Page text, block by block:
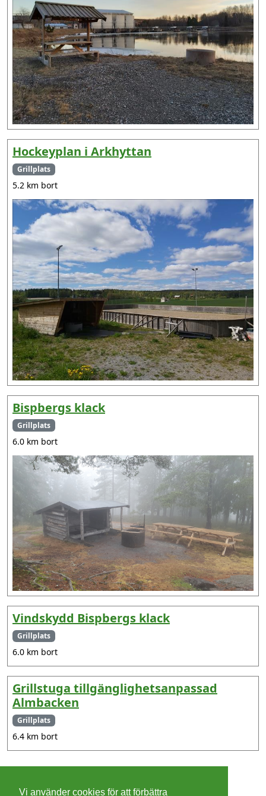
Hockeyplan i Arkhyttan
Grillplats
5.2 km bort
Bispbergs klack
Grillplats
6.0 km bort
Vindskydd Bispbergs klack
Grillplats
6.0 km bort
Grillstuga tillgänglighetsanpassad
Almbacken
Grillplats
6.4 km bort
Vi använder cookies för att förbättra